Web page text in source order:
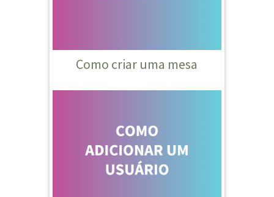
Como criar uma mesa